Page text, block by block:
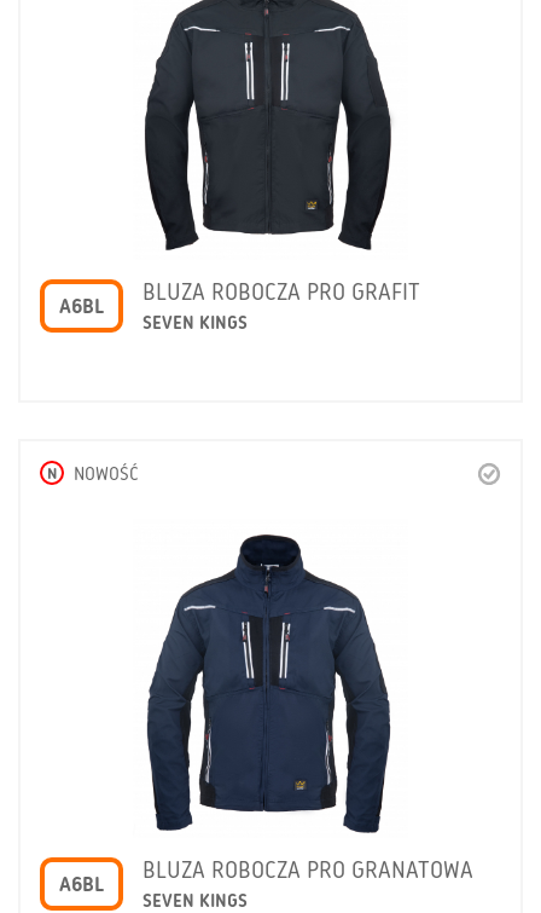
A6BL
BLUZA ROBOCZA PRO GRAFIT
SEVEN KINGS
N NOWOŚĆ
A6BL
BLUZA ROBOCZA PRO GRANATOWA
SEVEN KINGS